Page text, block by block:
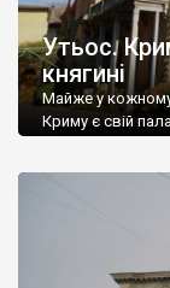
Утьос.
княгині
Майже у кожному
Криму є свій